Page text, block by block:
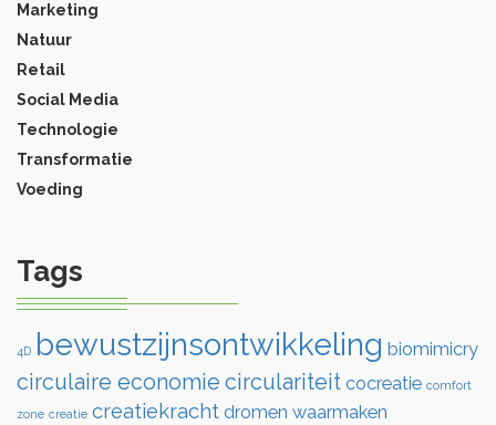
Marketing
Natuur
Retail
Social Media
Technologie
Transformatie
Voeding
Tags
4D bewustzijnsontwikkeling biomimicry
circulaire economie circulariteit cocreatie comfort
zone creatie creatiekracht dromen waarmaken